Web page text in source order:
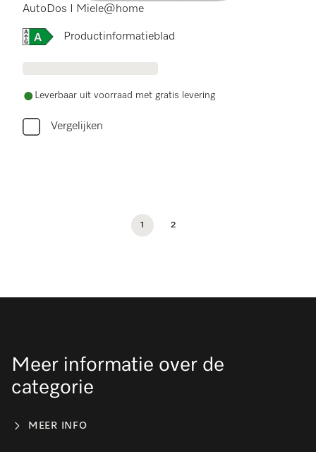
AutoDos I Miele@home
Online Label Flag, Energielabel
Productinformatieblad
Leverbaar uit voorraad met gratis levering
Vergelijken
1 2
Meer informatie over de
categorie
MEER INFO